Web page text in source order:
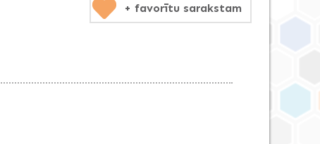
+ favorītu sarakstam